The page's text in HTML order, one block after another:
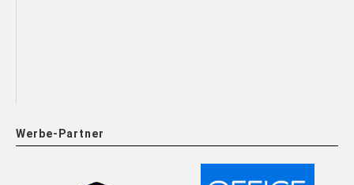
Werbe-Partner